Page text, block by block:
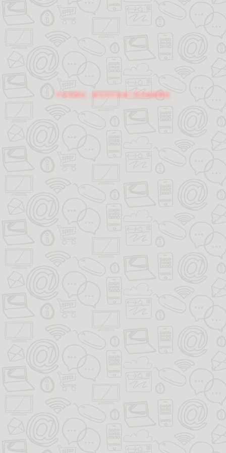
不支持调试，请关闭开发者工具后刷新网页